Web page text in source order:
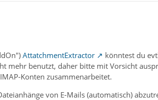
AttatchmentExtractor
könntest du
mehr benutzt, daher bitte mit Vorsicht
Konten zusammenarbeitet.
von E-Mails (automatisch)